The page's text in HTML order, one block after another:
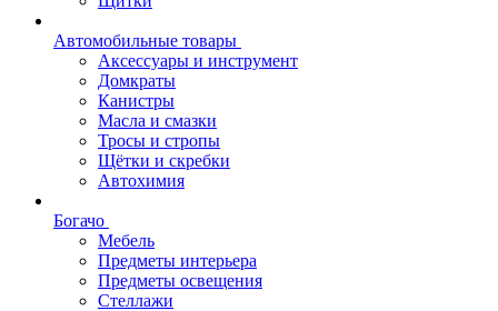
Автомобильные товары
Аксессуары и инструмент
Домкраты
Канистры
Масла и смазки
Тросы и стропы
Щётки и скребки
Автохимия
Богачо
Мебель
Предметы интерьера
Предметы освещения
Стеллажи